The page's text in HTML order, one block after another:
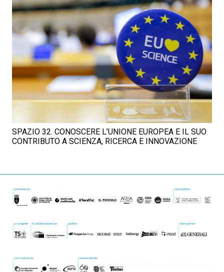
SPAZIO 32. CONOSCERE L’UNIONE EUROPEA E IL SUO
CONTRIBUTO A SCIENZA, RICERCA E INNOVAZIONE